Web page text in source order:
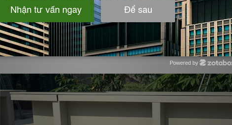
⏺️ Gia cố thêmgân tăng cứngcho bể dung tích lớn.
⏺️Kết hợp ống sleeve, bích nhựa, nắp kín để giảm rò rỉ.
⏺️Sử dụng bể PP/PVC gia công theo yêu cầucho ứng
Powered by